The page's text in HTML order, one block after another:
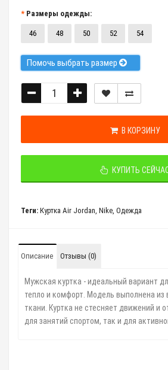
Размеры одежды:
46 48 50 52 54
Помочь выбрать размер
В КОРЗИНУ
КУПИТЬ
Теги: Куртка Air Jordan, Nike, Одежда
Описание Отзывы (0)
Мужская куртка - идеальный вариант
тепло и комфорт. Модель выполнена из
ткани. Куртка не стесняет движений и
для занятий спортом, так и для